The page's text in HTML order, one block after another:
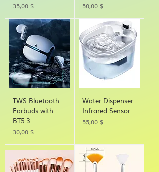
Τιμή
35,00 $ Τιμή
50,00 $
TWS Bluetooth
Earbuds with
BT5.3
Τιμή
30,00 $
Water Dispenser
Infrared Sensor
Τιμή
55,00 $